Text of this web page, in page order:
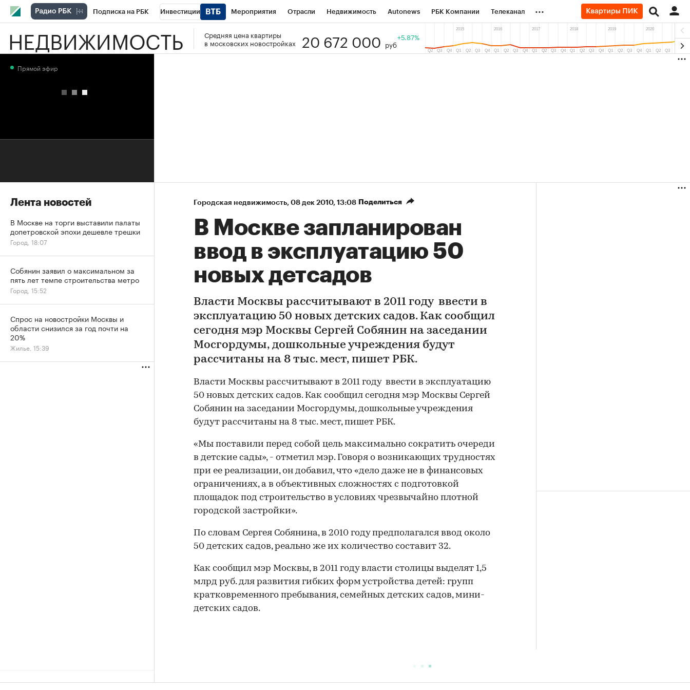
Подписка на РБК Инвестиции Мероприятия Отрасли Недвижимость Autonews РБК Компании Телеканал
РБК Вино Спорт Школа управления РБК РБК Образование Тренды
...
НЕДВИЖИМОСТЬ
Средняя цена квартиры
в московских новостройках
20 672 000 руб
+5.87%
Городская недвижимость⁠, 08 дек 2010, 13:08 Поделиться
В Москве запланирован
ввод в эксплуатацию 50
новых детсадов
Власти Москвы рассчитывают в 2011 году ввести в
эксплуатацию 50 новых детских садов. Как сообщил
сегодня мэр Москвы Сергей Собянин на заседании
Мосгордумы, дошкольные учреждения будут
рассчитаны на 8 тыс. мест, пишет РБК.
Власти Москвы рассчитывают в 2011 году ввести в эксплуатацию
50 новых детских садов. Как сообщил сегодня мэр Москвы Сергей
Собянин на заседании Мосгордумы, дошкольные учреждения
будут рассчитаны на 8 тыс. мест, пишет РБК.
«Мы поставили перед собой цель максимально сократить очереди
в детские сады», - отметил мэр. Говоря о возникающих трудностях
при ее реализации, он добавил, что «дело даже не в финансовых
ограничениях, а в объективных сложностях с подготовкой
площадок под строительство в условиях чрезвычайно плотной
городской застройки».
По словам Сергея Собянина, в 2010 году предполагался ввод около
50 детских садов, реально же их количество составит 32.
Как сообщил мэр Москвы, в 2011 году власти столицы выделят 1,5
млрд руб. для развития гибких форм устройства детей: групп
кратковременного пребывания, семейных детских садов, мини-
детских садов.
Прямой эфир
Лента новостей
В Москве на торги выставили палаты
допетровской эпохи дешевле трешки
Город, 18:07
Собянин заявил о максимальном за
пять лет темпе строительства метро
Город, 15:52
Спрос на новостройки Москвы и
области снизился за год почти на
20%
Жилье, 15:39
Спрос на ипотеку в июле вернулся к